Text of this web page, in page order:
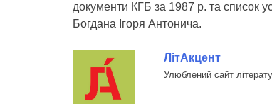
документи КГБ за 1987 р. та список
Богдана Ігоря Антонича.
ЛітАкцент
Улюблений сайт